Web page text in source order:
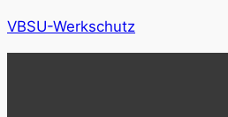
VBSU-Werkschutz